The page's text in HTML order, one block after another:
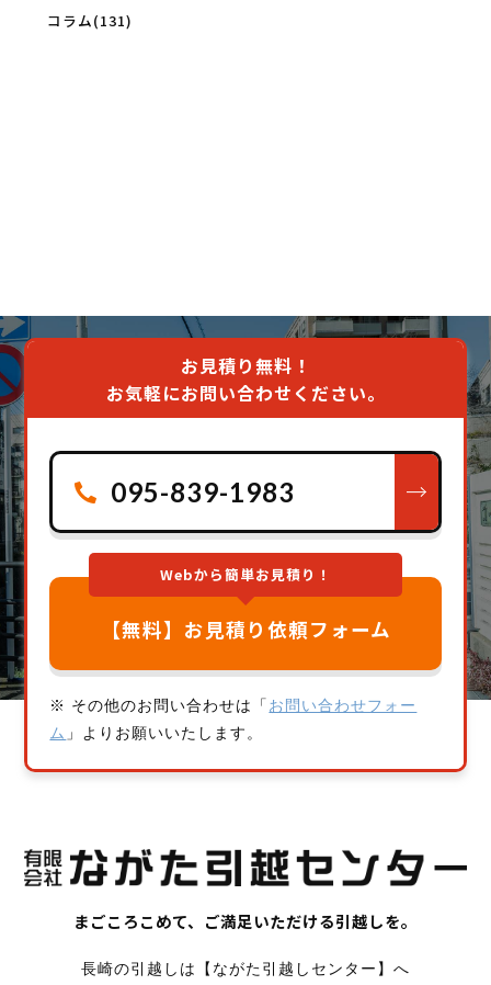
コラム(131)
お見積り無料！
お気軽にお問い合わせください。
095-839-1983
Webから簡単お見積り！
【無料】お見積り依頼フォーム
※ その他のお問い合わせは「 お問い合わせフォー
ム 」よりお願いいたします。
まごころこめて、ご満足いただける引越しを。
長崎の引越しは【ながた引越しセンター】へ